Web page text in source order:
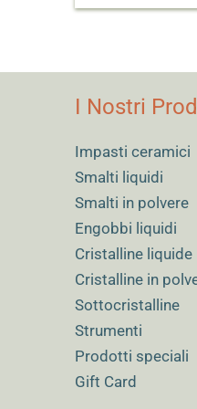
I Nostri
Impasti ceramici
Smalti liquidi
Smalti in polvere
Engobbi liquidi
Cristalline liquide
Cristalline in
Sottocristalline
Strumenti
Prodotti speciali
Gift Card